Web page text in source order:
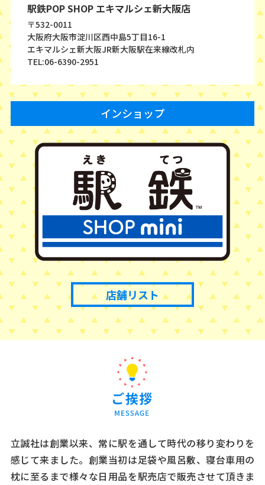
駅鉄POP SHOP エキマルシェ新大阪店
〒532-0011
大阪府大阪市淀川区西中島5丁目16-1
エキマルシェ新大阪JR新大阪駅在来線改札内
TEL:06-6390-2951
インショップ
店舗リスト
立誠社は創業以来、常に駅を通して時代の移り変わりを
感じて来ました。創業当初は足袋や風呂敷、寝台車用の
枕に至るまで様々な日用品を駅売店で販売させて頂きま